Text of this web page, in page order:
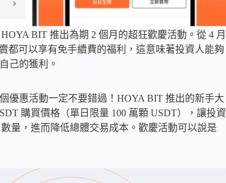
BIT 推出為期 2 個月的超狂歡慶活動。從 4 月
都可以享有免手續費的福利，這意味著投資人能夠
己的獲利。
優惠活動一定不要錯過！HOYA BIT 推出的新手大
購買價格（單日限量 100 萬顆 USDT），讓投資
量，進而降低總體交易成本。歡慶活動可以說是